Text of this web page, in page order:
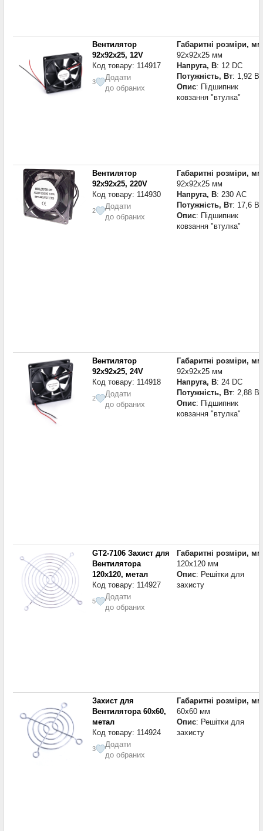
Вентилятор
92x92x25, 12V
Код товару: 114917
3
Додати
до обраних
Габаритні розміри, мм
92x92x25 мм
Напруга, В: 12 DC
Потужність, Вт: 1,92 Вт
Опис: Підшипник
ковзання "втулка"
Вентилятор
92x92x25, 220V
Код товару: 114930
2
Додати
до обраних
Габаритні розміри, мм
92x92x25 мм
Напруга, В: 230 AC
Потужність, Вт: 17,6 Вт
Опис: Підшипник
ковзання "втулка"
Вентилятор
92x92x25, 24V
Код товару: 114918
2
Додати
до обраних
Габаритні розміри, мм
92x92x25 мм
Напруга, В: 24 DC
Потужність, Вт: 2,88 Вт
Опис: Підшипник
ковзання "втулка"
GT2-7106 Захист для
Вентилятора
120x120, метал
Код товару: 114927
5
Додати
до обраних
Габаритні розміри, мм
120x120 мм
Опис: Решітки для
захисту
Захист для
Вентилятора 60x60,
метал
Код товару: 114924
3
Додати
до обраних
Габаритні розміри, мм
60x60 мм
Опис: Решітки для
захисту